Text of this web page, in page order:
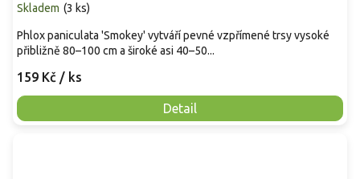
Skladem (3 ks)
159 Kč / ks
Detail
Phlox paniculata 'Smokey' vytváří pevné vzpřímené trsy vysoké
přibližně 80–100 cm a široké asi 40–50...